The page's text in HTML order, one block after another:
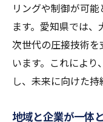
リングや制御が可
ます。愛知県では、
次世代の圧接技術
います。これによ
し、未来に向けた持
地域と企業が一体